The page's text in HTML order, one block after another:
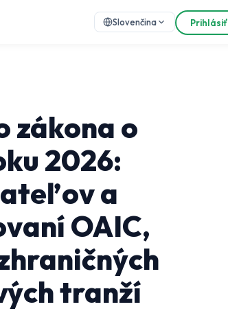
Slovenčina Prihlásiť
zákona o
2026:
a
OAIC,
tranží